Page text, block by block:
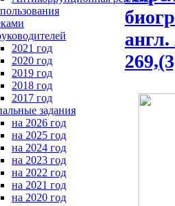
2021 год
2020 год
2019 год
2018 год
2017 год
задания
на 2026 год
на 2025 год
на 2024 год
на 2023 год
на 2022 год
на 2021 год
на 2020 год